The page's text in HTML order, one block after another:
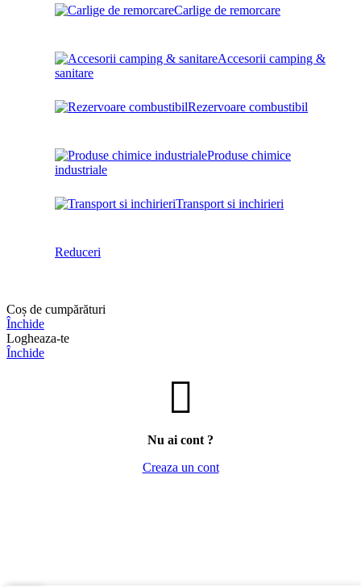
Carlige de remorcare
Accesorii camping &
sanitare
Rezervoare combustibil
Produse chimice
industriale
Transport si inchirieri
Reduceri
Coș de cumpărături
Închide
Logheaza-te
Închide
Nu ai cont ?
Creaza un cont